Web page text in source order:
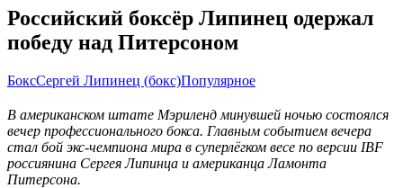
Российский боксёр Липинец одержал
победу над Питерсоном
БоксСергей Липинец (бокс)Популярное
В американском штате Мэриленд минувшей ночью состоялся
вечер профессионального бокса. Главным событием вечера
стал бой экс-чемпиона мира в суперлёгком весе по версии IBF
россиянина Сергея Липинца и американца Ламонта
Питерсона.